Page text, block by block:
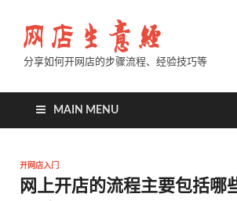
分享如何开网店的步骤流程、经验技巧等
MAIN MENU
开网店入门
网上开店的流程主要包括哪